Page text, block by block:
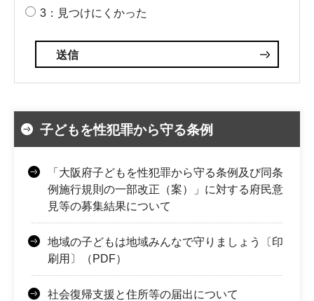
3：見つけにくかった
子どもを性犯罪から守る条例
「大阪府子どもを性犯罪から守る条例及び同条
例施行規則の一部改正（案）」に対する府民意
見等の募集結果について
地域の子どもは地域みんなで守りましょう〔印
刷用〕（PDF）
社会復帰支援と住所等の届出について